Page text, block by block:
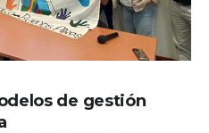
de gestión